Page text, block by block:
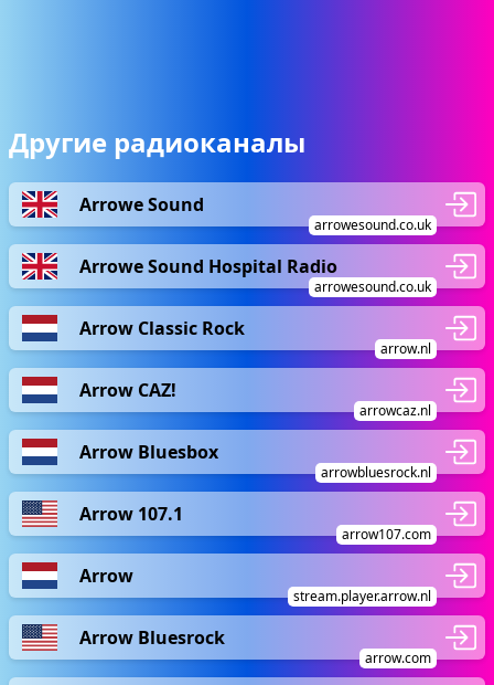
Другие радиоканалы
Arrowe Sound
arrowesound.co.uk
Arrowe Sound Hospital Radio
arrowesound.co.uk
Arrow Classic Rock
arrow.nl
Arrow CAZ!
arrowcaz.nl
Arrow Bluesbox
arrowbluesrock.nl
Arrow 107.1
arrow107.com
Arrow
stream.player.arrow.nl
Arrow Bluesrock
arrow.com